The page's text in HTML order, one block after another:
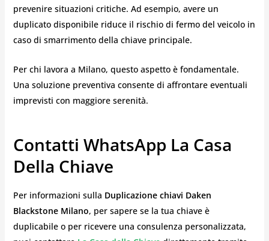
prevenire situazioni critiche. Ad esempio, avere un
duplicato disponibile riduce il rischio di fermo del veicolo in
caso di smarrimento della chiave principale.
Per chi lavora a Milano, questo aspetto è fondamentale.
Una soluzione preventiva consente di affrontare eventuali
imprevisti con maggiore serenità.
Contatti WhatsApp La Casa
Della Chiave
Per informazioni sulla Duplicazione chiavi Daken
Blackstone Milano, per sapere se la tua chiave è
duplicabile o per ricevere una consulenza personalizzata,